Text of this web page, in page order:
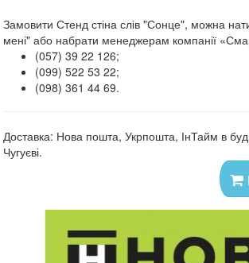
Замовити Стенд стіна слів "Сонце", можна
мені" або набрати менеджерам компанії
(057) 39 22 126;
(099) 522 53 22;
(098) 361 44 69.
Доставка: Нова пошта, Укрпошта, ІнТайм в
Чугуєві.